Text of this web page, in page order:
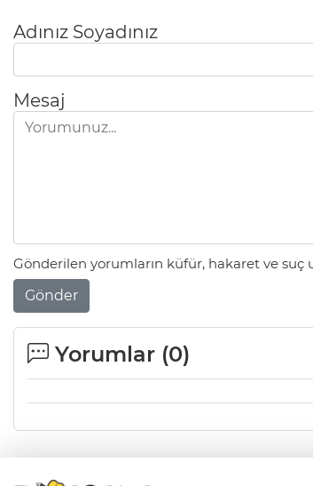
Adınız Soyadınız
Mesaj
Gönderilen yorumların küfür, hakaret ve suç
Gönder
Yorumlar (0)